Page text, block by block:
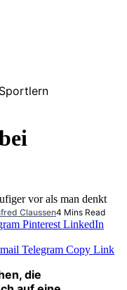
vor als man denkt
Claussen4 Mins Read
Pinterest LinkedIn
Telegram Copy Link
die